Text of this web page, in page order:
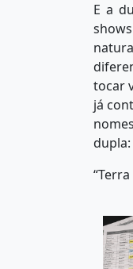
E a
tocar
já
dupla: